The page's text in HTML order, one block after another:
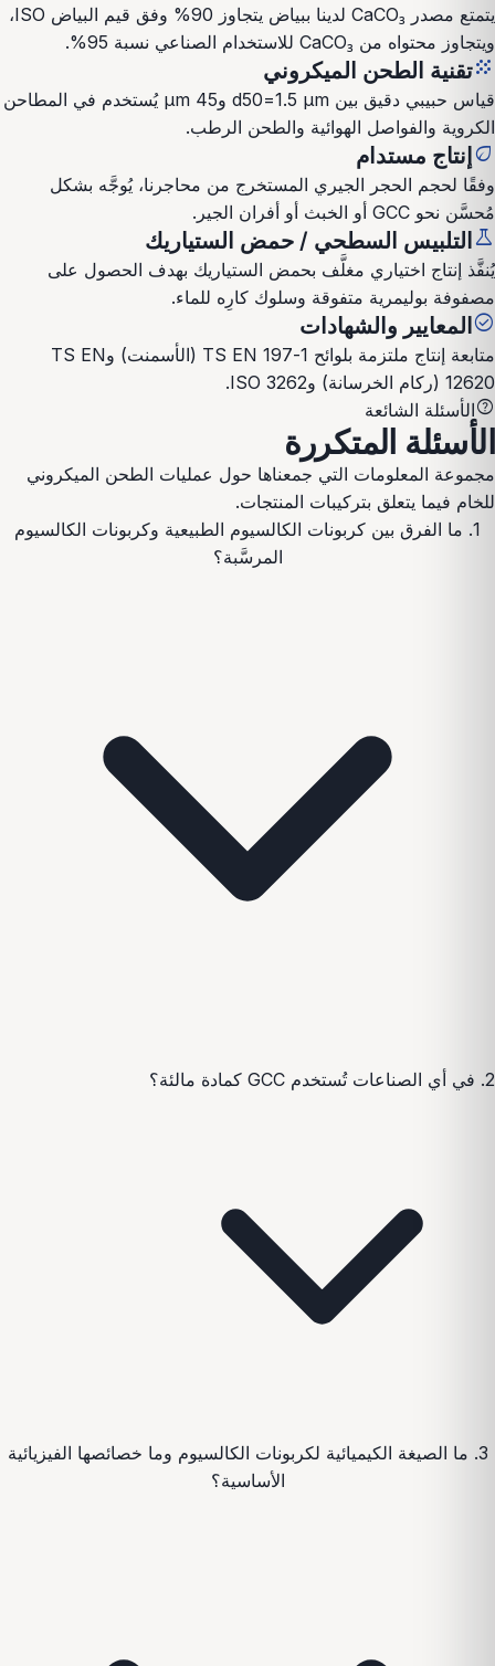
يتمتع مصدر CaCO₃ لدينا ببياض يتجاوز 90% وفق قيم البياض ISO،
ويتجاوز محتواه من CaCO₃ للاستخدام الصناعي نسبة 95%.
grainتقنية الطحن الميكروني
قياس حبيبي دقيق بين d50=1.5 µm و45 µm يُستخدم في المطاحن
الكروية والفواصل الهوائية والطحن الرطب.
eco إنتاج مستدام
وفقًا لحجم الحجر الجيري المستخرج من محاجرنا، يُوجَّه بشكل
مُحسَّن نحو GCC أو الخبث أو أفران الجير.
science التلبيس السطحي / حمض الستياريك
يُنفَّذ إنتاج اختياري مغلَّف بحمض الستياريك بهدف الحصول على
مصفوفة بوليمرية متفوقة وسلوك كارِه للماء.
check_circle المعايير والشهادات
متابعة إنتاج ملتزمة بلوائح TS EN 197-1 (الأسمنت) وTS EN
12620 (ركام الخرسانة) وISO 3262.
helpالأسئلة الشائعة
الأسئلة المتكررة
مجموعة المعلومات التي جمعناها حول عمليات الطحن الميكروني
للخام فيما يتعلق بتركيبات المنتجات.
1. ما الفرق بين كربونات الكالسيوم الطبيعية وكربونات الكالسيوم
المرسَّبة؟
2. في أي الصناعات تُستخدم GCC كمادة مالئة؟
3. ما الصيغة الكيميائية لكربونات الكالسيوم وما خصائصها الفيزيائية
الأساسية؟